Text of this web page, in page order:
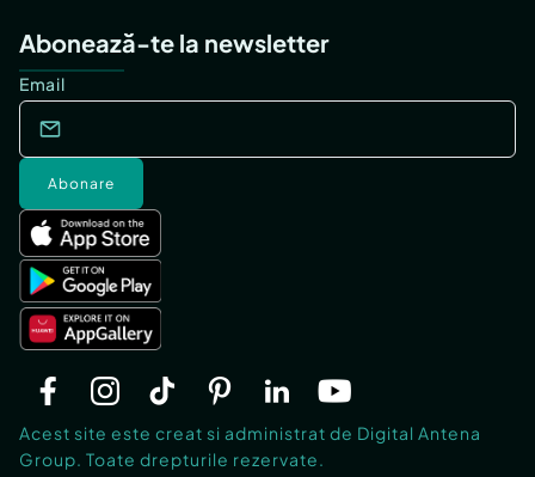
Abonează-te la newsletter
Email
Abonare
Acest site este creat si administrat de Digital Antena
Group. Toate drepturile rezervate.